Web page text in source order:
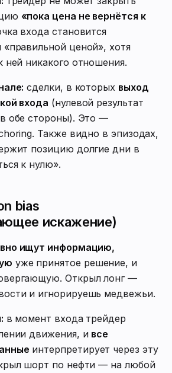
«пока цена не вернётся к
входа становится
«правильной ценой», хотя
ней никакого отношения.
сделки, в которых выход
входа (нулевой результат
обе стороны). Это —
Также видно в эпизодах,
позицию долгие дни в
к нулю».
bias
искажение)
ищут информацию,
уже принятое решение, и
Открыл лонг —
и игнорируешь медвежьи.
в момент входа трейдер
движения, и все
интерпретирует через эту
шорт по нефти — на любой